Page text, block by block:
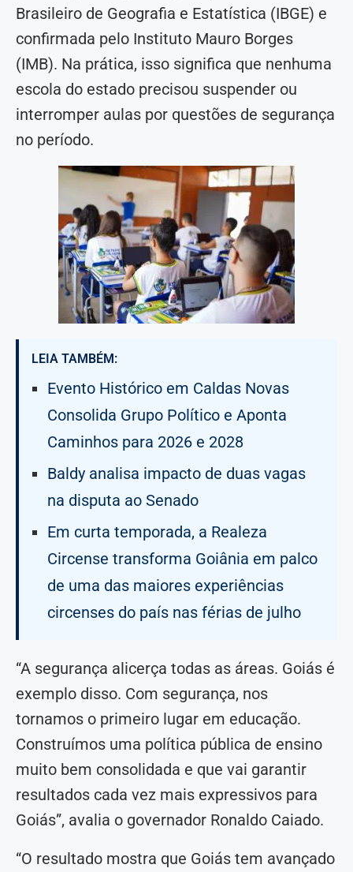
Brasileiro de Geografia e Estatística (IBGE) e
confirmada pelo Instituto Mauro Borges
(IMB). Na prática, isso significa que nenhuma
escola do estado precisou suspender ou
interromper aulas por questões de segurança
no período.
LEIA TAMBÉM:
Evento Histórico em Caldas Novas
Consolida Grupo Político e Aponta
Caminhos para 2026 e 2028
Baldy analisa impacto de duas vagas
na disputa ao Senado
Em curta temporada, a Realeza
Circense transforma Goiânia em palco
de uma das maiores experiências
circenses do país nas férias de julho
“A segurança alicerça todas as áreas. Goiás é
exemplo disso. Com segurança, nos
tornamos o primeiro lugar em educação.
Construímos uma política pública de ensino
muito bem consolidada e que vai garantir
resultados cada vez mais expressivos para
Goiás”, avalia o governador Ronaldo Caiado.
“O resultado mostra que Goiás tem avançado